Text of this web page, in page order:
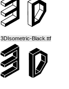
3DIsometric-Black.ttf